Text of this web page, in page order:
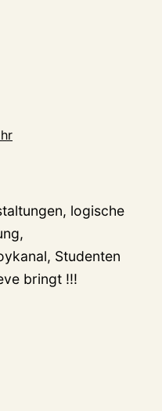
logische
Studenten
bringt !!!